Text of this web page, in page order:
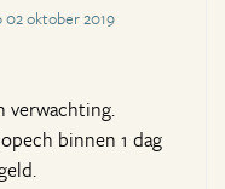
02 oktober 2019
verwachting.
binnen 1 dag